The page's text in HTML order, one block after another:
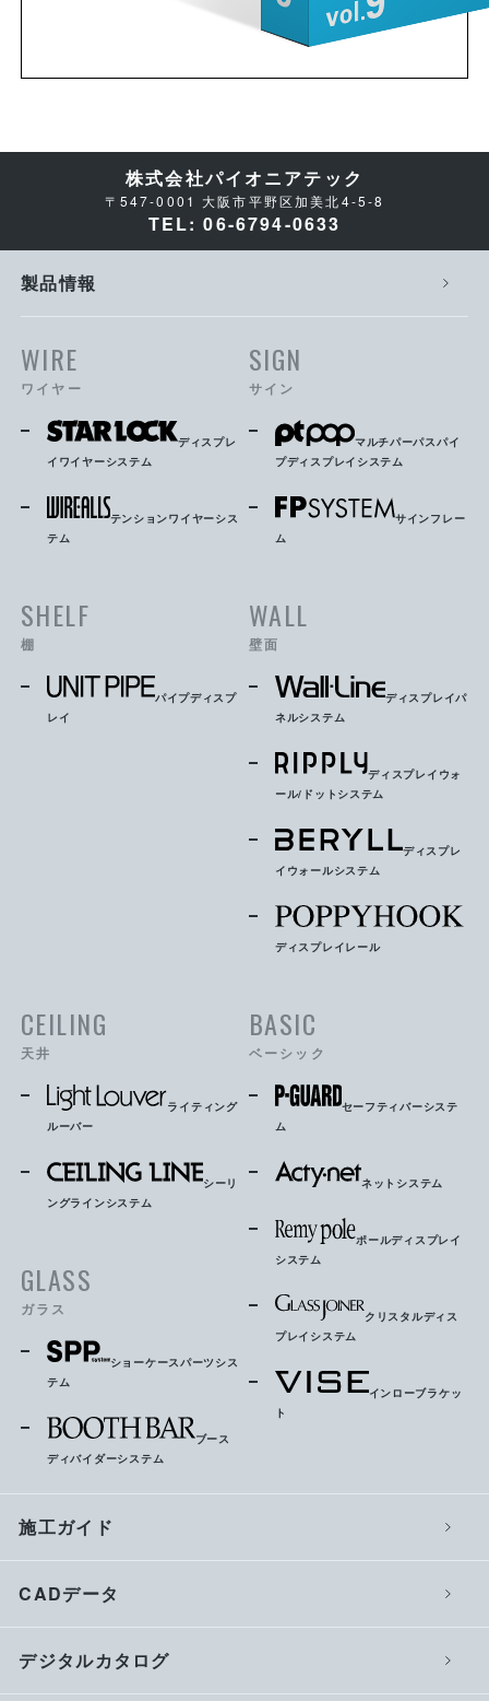
株式会社パイオニアテック
〒547-0001 大阪市平野区加美北4-5-8
TEL: 06-6794-0633
製品情報
WIRE
ワイヤー
ディスプレ
イワイヤーシステム
テンションワイヤーシス
テム
SIGN
サイン
マルチパーパスパイ
プディスプレイシステム
サインフレー
ム
SHELF
棚
パイプディスプ
レイ
WALL
壁面
ディスプレイパ
ネルシステム
ディスプレイウォ
ール/ドットシステム
ディスプレ
イウォールシステム
ディスプレイレール
CEILING
天井
ライティング
ルーバー
シーリ
ングラインシステム
GLASS
ガラス
ショーケースパーツシス
テム
ブース
ディバイダーシステム
BASIC
ベーシック
セーフティバーシステ
ム
ネットシステム
ポールディスプレイ
システム
クリスタルディス
プレイシステム
インローブラケッ
ト
施工ガイド
CADデータ
デジタルカタログ